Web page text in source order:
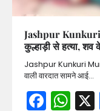
Jashpur Kunkuri
कुल्हाड़ी से हत्या,
Jashpur Kunkuri
वाली वारदात सामने आई…